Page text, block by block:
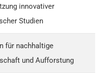
innovativer
Studien
für nachhaltige
und Aufforstung